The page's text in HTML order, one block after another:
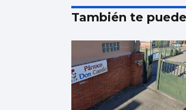
También te